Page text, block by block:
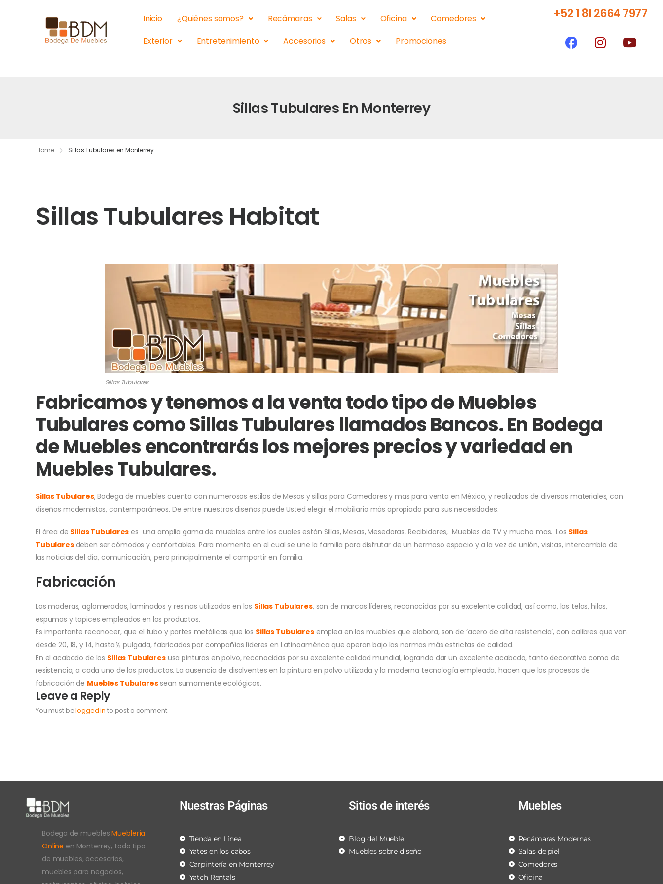
Inicio ¿Quiénes somos? Recámaras Salas Oficina
Comedores
Exterior
Entretenimiento Accesorios Otros Promociones
+52 1 81 2664 7977
Sillas Tubulares En Monterrey
Home Sillas Tubulares en Monterrey
Sillas Tubulares Habitat
Sillas Tubulares
Fabricamos y tenemos a la venta todo tipo de Muebles
Tubulares como Sillas Tubulares llamados Bancos. En Bodega
de Muebles encontrarás los mejores precios y variedad en
Muebles Tubulares.
Sillas Tubulares, Bodega de muebles cuenta con numerosos estilos de Mesas y sillas para Comedores y mas para venta en México, y realizados de diversos materiales, con
diseños modernistas, contemporáneos. De entre nuestros diseños puede Usted elegir el mobiliario más apropiado para sus necesidades.
El área de Sillas Tubulares es una amplia gama de muebles entre los cuales están Sillas, Mesas, Mesedoras, Recibidores, Muebles de TV y mucho mas. Los Sillas
Tubularesdeben ser cómodos y confortables. Para momento en el cual se une la familia para disfrutar de un hermoso espacio y a la vez de unión, visitas, intercambio de
las noticias del día, comunicación, pero principalmente el compartir en familia.
Fabricación
Las maderas, aglomerados, laminados y resinas utilizados en los Sillas Tubulares, son de marcas líderes, reconocidas por su excelente calidad, así como, las telas, hilos,
espumas y tapices empleados en los productos.
Es importante reconocer, que el tubo y partes metálicas que los Sillas Tubularesemplea en los muebles que elabora, son de ‘acero de alta resistencia’, con calibres que van
desde 20, 18, y 14, hasta ½ pulgada, fabricados por compañías líderes en Latinoamérica que operan bajo las normas más estrictas de calidad.
En el acabado de los Sillas Tubularesusa pinturas en polvo, reconocidas por su excelente calidad mundial, logrando dar un excelente acabado, tanto decorativo como de
resistencia, a cada uno de los productos. La ausencia de disolventes en la pintura en polvo utilizada y la moderna tecnología empleada, hacen que los procesos de
fabricación de Muebles Tubularessean sumamente ecológicos.
Leave a Reply
You must belogged in to post a comment.
Bodega de mueblesMueblería
Online en Monterrey, todo tipo
de muebles, accesorios,
muebles para negocios,
Nuestras Páginas
Tienda en Línea
Yates en los cabos
Carpintería en Monterrey
Yatch Rentals
Sitios de interés
Blog del Mueble
Muebles sobre diseño
Muebles
Recámaras Modernas
Salas de piel
Comedores
Oficina